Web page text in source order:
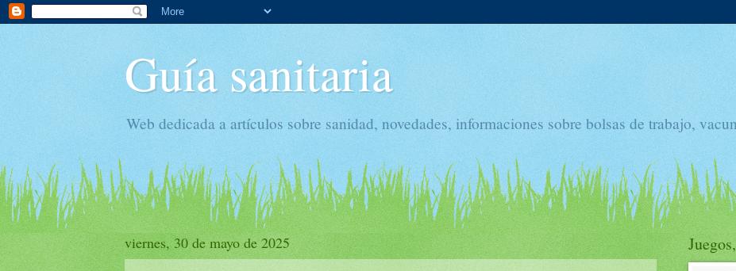
Guía sanitaria
Web dedicada a artículos sobre sanidad, novedades, informaciones sobre bolsas de trabajo,
viernes, 30 de mayo de 2025